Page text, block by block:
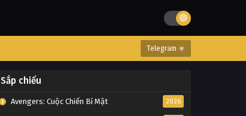
Telegram ☣
Sắp chiếu
Avengers: Cuộc Chiến Bí Mật 2026